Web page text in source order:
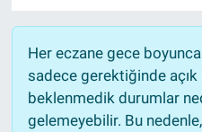
Her eczane gece boyunca
sadece gerektiğinde açık
beklenmedik durumlar
gelemeyebilir. Bu